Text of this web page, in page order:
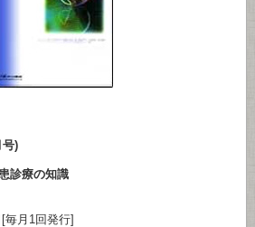
号)
診療の知識
毎月1回発行]